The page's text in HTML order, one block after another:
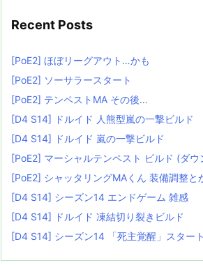
Recent Posts
[PoE2] ほぼリーグアウト…かも
[PoE2] ソーサラースタート
[PoE2] テンペストMA その後…
[D4 S14] ドルイド 人熊型嵐の一撃ビルド
[D4 S14] ドルイド 嵐の一撃ビルド
[PoE2] マーシャルテンペスト ビルド (ダウ
[PoE2] シャッタリングMAくん 装備調整と
[D4 S14] シーズン14 エンドゲーム 雑感
[D4 S14] ドルイド 凍結切り裂きビルド
[D4 S14] シーズン14 「死主覚醒」スタート